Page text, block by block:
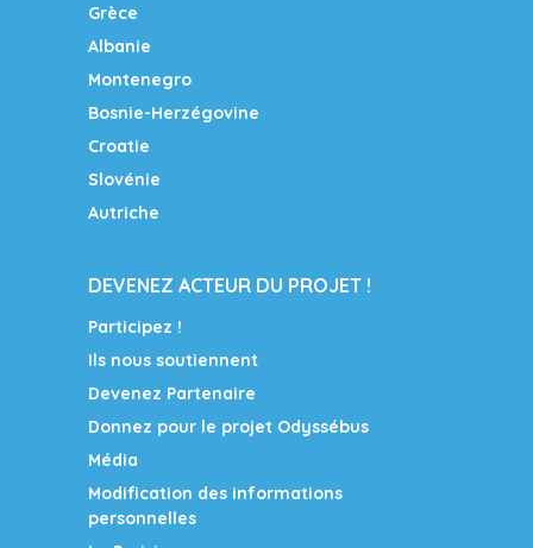
Grèce
Albanie
Montenegro
Bosnie-Herzégovine
Croatie
Slovénie
Autriche
DEVENEZ ACTEUR DU PROJET !
Participez !
Ils nous soutiennent
Devenez Partenaire
Donnez pour le projet Odyssébus
Média
Modification des informations
personnelles